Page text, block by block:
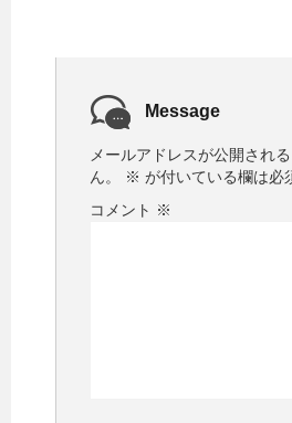
Message
メールアドレスが公開され
ん。
※ が付いている欄は必
コメント ※